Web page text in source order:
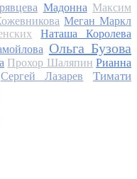
Мадонна Максим
Меган Маркл
Наташа Королева
Ольга Бузова
Прохор Шаляпин Рианна
Сергей Лазарев
Тимати